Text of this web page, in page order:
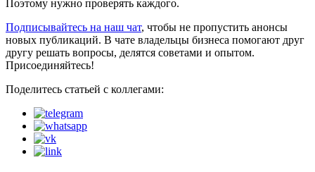
Поэтому нужно проверять каждого.
Подписывайтесь на наш чат, чтобы не пропустить анонсы
новых публикаций. В чате владельцы бизнеса помогают друг
другу решать вопросы, делятся советами и опытом.
Присоединяйтесь!
Поделитесь статьей с коллегами: